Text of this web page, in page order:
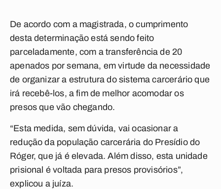
De acordo com a magistrada, o cumprimento
desta determinação está sendo feito
parceladamente, com a transferência de 20
apenados por semana, em virtude da necessidade
de organizar a estrutura do sistema carcerário que
irá recebê-los, a fim de melhor acomodar os
presos que vão chegando.
“Esta medida, sem dúvida, vai ocasionar a
redução da população carcerária do Presídio do
Róger, que já é elevada. Além disso, esta unidade
prisional é voltada para presos provisórios”,
explicou a juíza.